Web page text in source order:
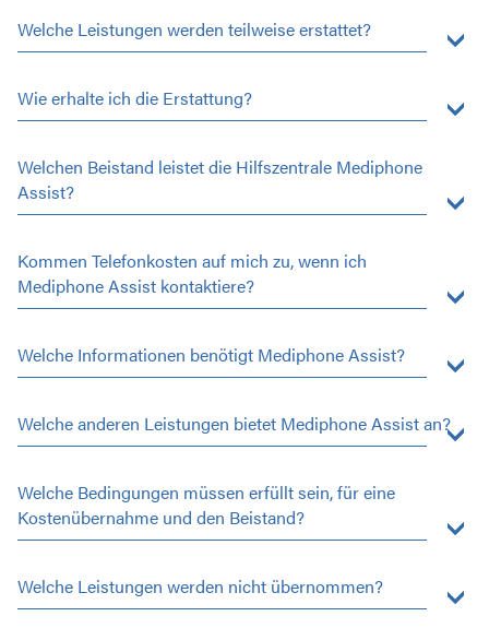
Welche Leistungen werden teilweise erstattet?
Wie erhalte ich die Erstattung?
Welchen Beistand leistet die Hilfszentrale Mediphone
Assist?
Kommen Telefonkosten auf mich zu, wenn ich
Mediphone Assist kontaktiere?
Welche Informationen benötigt Mediphone Assist?
Welche anderen Leistungen bietet Mediphone Assist an?
Welche Bedingungen müssen erfüllt sein, für eine
Kostenübernahme und den Beistand?
Welche Leistungen werden nicht übernommen?